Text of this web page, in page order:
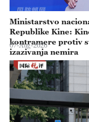
Ministarstvo
Republike Kine:
kontramere protiv
izazivanja nemira
07-Aug-2026